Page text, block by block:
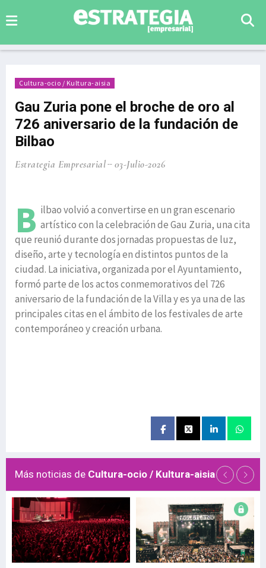
Cultura-ocio / Kultura-aisia
Gau Zuria pone el broche de oro al
726 aniversario de la fundación de
Bilbao
Estrategia Empresarial 03-Julio-2026
B ilbao volvió a convertirse en un gran escenario
artístico con la celebración de Gau Zuria, una cita
que reunió durante dos jornadas propuestas de luz,
diseño, arte y tecnología en distintos puntos de la
ciudad. La iniciativa, organizada por el Ayuntamiento,
formó parte de los actos conmemorativos del 726
aniversario de la fundación de la Villa y es ya una de las
principales citas en el ámbito de los festivales de arte
contemporáneo y creación urbana.
Más noticias de Cultura-ocio / Kultura-aisia